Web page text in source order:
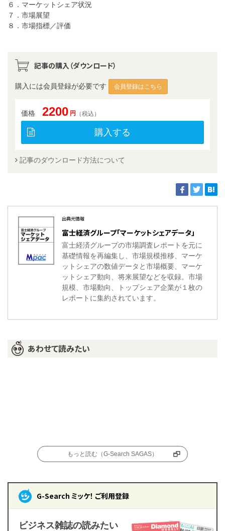
６．マーケットシェア状況
７．市場展望
８．市場指標／評価
記事の購入（ダウンロード）
購入には会員登録が必要です 会員登録はこちら
価格 2200 円 （税込）
購入する
記事のダウンロード方法について
出典元情報
富士経済グループ「マーケットシェアデータ」
富士経済グループの市場調査レポートを元に
基礎情報を再編集し、市場規模推移、マーケ
ットシェアの数値データと市場概要、マーケ
ットシェア動向、将来展望などを収録。市場
規模、市場動向、トップシェア企業が１枚の
レポートに集約されています。
あわせて読みたい
もっと読む（G-Search SAGAS）
G-Search ミッケ！ ご利用登録
ビジネス雑誌の読みたい